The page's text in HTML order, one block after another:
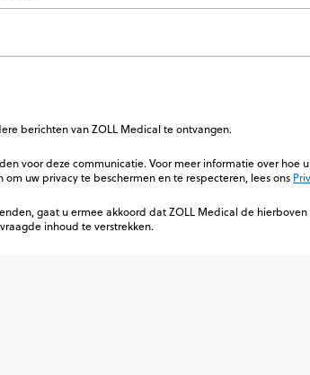
berichten van ZOLL Medical te ontvangen.
voor deze communicatie. Voor meer informatie over hoe
om uw privacy te beschermen en te respecteren, lees ons
gaat u ermee akkoord dat ZOLL Medical de
inhoud te verstrekken.